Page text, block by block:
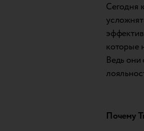
Сегодня
которые
Ведь
Почему